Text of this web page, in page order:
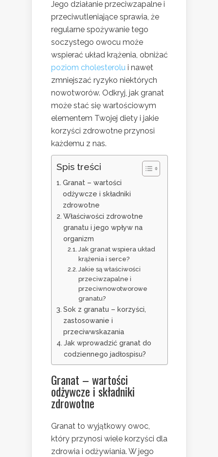
Jego działanie przeciwzapalne i
przeciwutleniające sprawia, że
regularne spożywanie tego
soczystego owocu może
wspierać układ krążenia, obniżać
poziom cholesterolu i nawet
zmniejszać ryzyko niektórych
nowotworów. Odkryj, jak granat
może stać się wartościowym
elementem Twojej diety i jakie
korzyści zdrowotne przynosi
każdemu z nas.
Spis treści
Granat – wartości
odżywcze i składniki
zdrowotne
Właściwości zdrowotne
granatu i jego wpływ na
organizm
Jak granat wspiera układ
krążenia i serce?
Jakie są właściwości
przeciwzapalne i
przeciwnowotworowe
granatu?
Sok z granatu – korzyści,
zastosowanie i
przeciwwskazania
Jak wprowadzić granat do
codziennego jadłospisu?
Granat – wartości
odżywcze i składniki
zdrowotne
Granat to wyjątkowy owoc,
który przynosi wiele korzyści dla
zdrowia i odżywiania. W jego